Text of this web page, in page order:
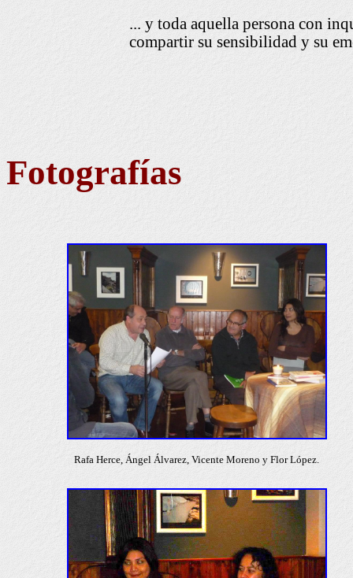
... y toda aquella persona con
compartir su sensibilidad y su
Fotografías
Rafa Herce, Ángel Álvarez, Vicente Moreno y Flor López.